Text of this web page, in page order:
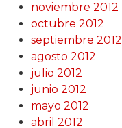
noviembre 2012
octubre 2012
septiembre 2012
agosto 2012
julio 2012
junio 2012
mayo 2012
abril 2012